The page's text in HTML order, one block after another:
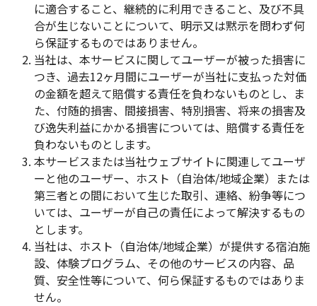
に適合すること、継続的に利用できること、及び不具
合が生じないことについて、明示又は黙示を問わず何
ら保証するものではありません。
当社は、本サービスに関してユーザーが被った損害に
つき、過去12ヶ月間にユーザーが当社に支払った対価
の金額を超えて賠償する責任を負わないものとし、ま
た、付随的損害、間接損害、特別損害、将来の損害及
び逸失利益にかかる損害については、賠償する責任を
負わないものとします。
本サービスまたは当社ウェブサイトに関連してユーザ
ーと他のユーザー、ホスト（自治体/地域企業）または
第三者との間において生じた取引、連絡、紛争等につ
いては、ユーザーが自己の責任によって解決するもの
とします。
当社は、ホスト（自治体/地域企業）が提供する宿泊施
設、体験プログラム、その他のサービスの内容、品
質、安全性等について、何ら保証するものではありま
せん。